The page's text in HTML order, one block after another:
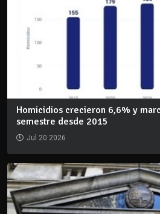
Homicidios crecieron 6,6% y
semestre desde 2015
Jul 20 2026